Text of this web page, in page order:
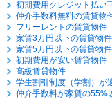
初期費用クレジット払い
仲介手数料無料の賃貸物
フリーレントの賃貸物件
家賃3万円以下の賃貸物件
家賃5万円以下の賃貸物件
初期費用が安い賃貸物件
高級賃貸物件
学生割引制度（学割）が
仲介手数料が家賃の55%